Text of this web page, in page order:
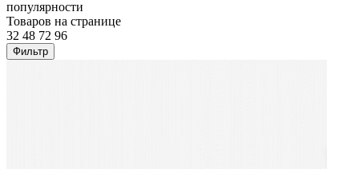
популярности
Товаров на странице
32 48 72 96
Фильтр